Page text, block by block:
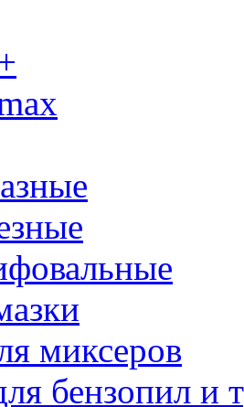
миксеров
бензопил и